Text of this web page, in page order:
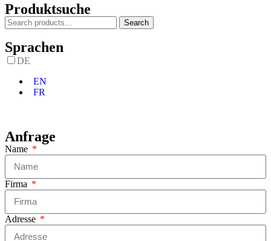
Produktsuche
Search
Sprachen
DE
EN
FR
Anfrage
Name
Firma
Adresse